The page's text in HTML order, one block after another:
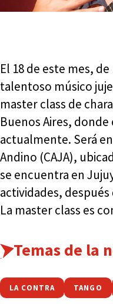
El 18 de este mes,
talentoso músico
master class de
Buenos Aires, donde
actualmente. Será
Andino (CAJA),
se encuentra en
actividades,
La master class es
Temas de la
LA CONTRA TANGO